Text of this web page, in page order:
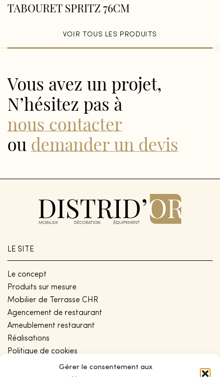
Gérer le consentement aux
TABOURET SPRITZ 76CM
VOIR TOUS LES PRODUITS
Vous avez un projet,
N’hésitez pas à
nous contacter
ou demander un devis
LE SITE
Le concept
Produits sur mesure
Mobilier de Terrasse CHR
Agencement de restaurant
Ameublement restaurant
Réalisations
Politique de cookies
Conditions générales de vente